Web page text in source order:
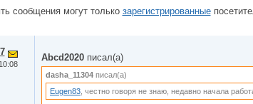
сообщения могут только зарегистрированные
Abcd2020 писал(а)
dasha_11304 писал(а)
Eugen83 , честно говоря не знаю, недавно начала